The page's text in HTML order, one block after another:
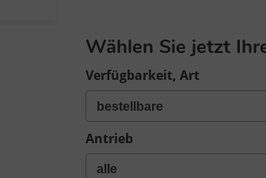
Wählen Sie jetzt
Verfügbarkeit, Art
Antrieb